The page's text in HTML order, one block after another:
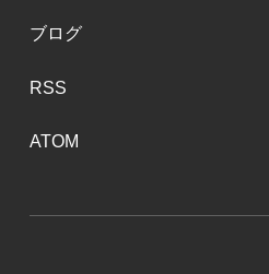
ブログ
RSS
ATOM